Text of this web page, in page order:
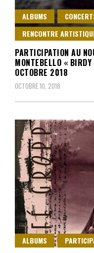
ALBUMS
RENCONTRE
PARTICIPATION AU
MONTEBELLO «
OCTOBRE 2018
OCTOBRE 10, 2018
ALBUMS